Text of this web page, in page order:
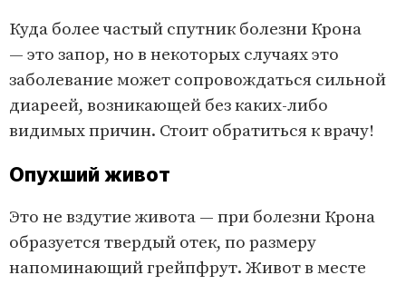
Куда более частый спутник болезни Крона
— это запор, но в некоторых случаях это
заболевание может сопровождаться сильной
диареей, возникающей без каких-либо
видимых причин. Стоит обратиться к врачу!
Опухший живот
Это не вздутие живота — при болезни Крона
образуется твердый отек, по размеру
напоминающий грейпфрут. Живот в месте